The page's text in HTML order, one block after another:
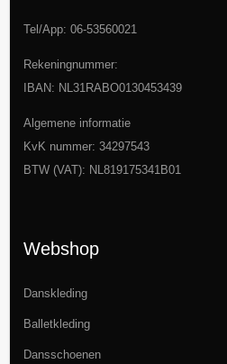
Tel/App: 06-53560021
Rekeningnummer:
IBAN: NL31RABO0130453439
Algemene informatie
KvK nummer: 34297543
BTW (VAT): NL819175341B01
Webshop
Danskleding
Balletkleding
Dansschoenen